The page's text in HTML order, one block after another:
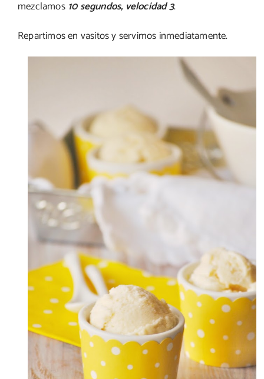
mezclamos 10 segundos, velocidad 3.
Repartimos en vasitos y servimos inmediatamente.